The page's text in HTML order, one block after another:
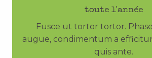
toute l'année
Fusce ut tortor tortor.
augue, condimentum a
quis ante.